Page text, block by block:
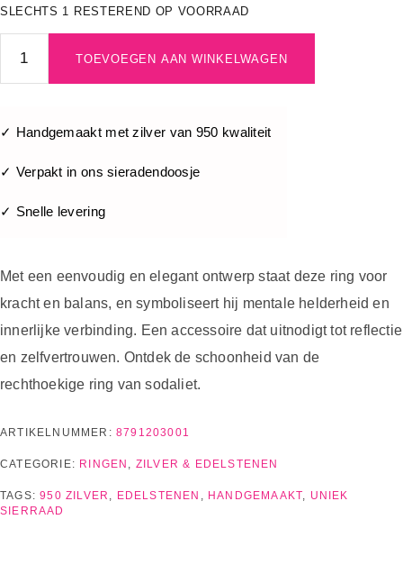
SLECHTS 1 RESTEREND OP VOORRAAD
TOEVOEGEN AAN WINKELWAGEN
✓ Handgemaakt met zilver van 950 kwaliteit
✓ Verpakt in ons sieradendoosje
✓ Snelle levering
Met een eenvoudig en elegant ontwerp staat deze ring voor
kracht en balans, en symboliseert hij mentale helderheid en
innerlijke verbinding. Een accessoire dat uitnodigt tot reflectie
en zelfvertrouwen. Ontdek de schoonheid van de
rechthoekige ring van sodaliet.
ARTIKELNUMMER: 8791203001
CATEGORIE: RINGEN , ZILVER & EDELSTENEN
TAGS:950 ZILVER , EDELSTENEN , HANDGEMAAKT, UNIEK
SIERRAAD